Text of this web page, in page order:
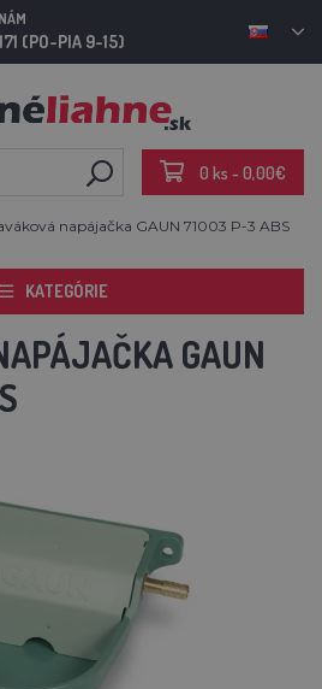
(PO-PIA 9-15)
0 ks - 0,00€
napájačka GAUN 71003 P-3 ABS
KATEGÓRIE
GAUN